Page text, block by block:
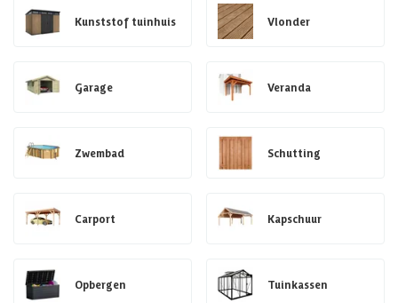
Kunststof tuinhuis Vlonder
Garage Veranda
Zwembad Schutting
Carport Kapschuur
Opbergen Tuinkassen